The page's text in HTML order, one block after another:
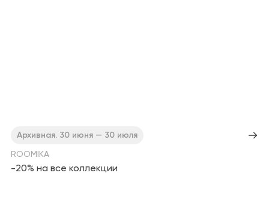
Архивная. 30 июня — 30 июля
ROOMIKA
-20% на все коллекции